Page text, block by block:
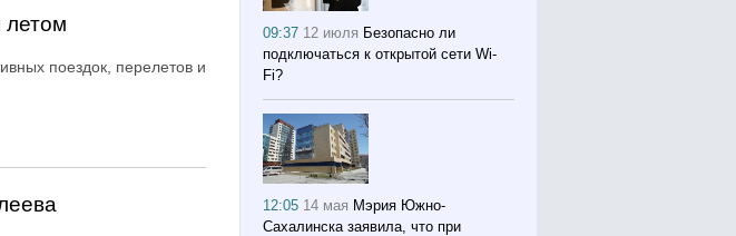
летом
поездок, перелетов и
09:37 12 июля Безопасно ли
подключаться к открытой сети Wi-
Fi?
12:05 14 мая Мэрия Южно-
Сахалинска заявила, что при